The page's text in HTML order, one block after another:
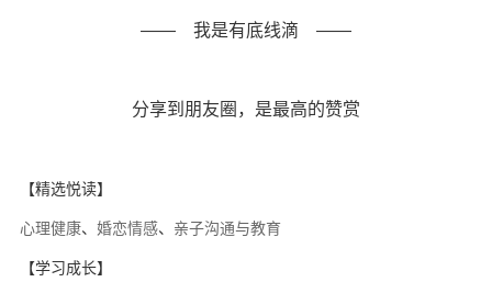
—— 我是有底线滴 ——
分享到朋友圈，是最高的赞赏
【精选悦读】
心理健康、 婚恋情感、 亲子沟通与教育
【学习成长】